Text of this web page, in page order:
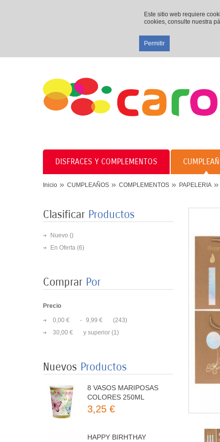
Este sitio web requiere
cookies, consulte nuestra
Permitir
DISFRACES Y COMPLEMENTOS
Inicio CUMPLEAÑOS COMPLEMENTOS PAPELERIA
Clasificar Productos
Nuevo ()
En Oferta (6)
Comprar Por
Precio
0,00 € - 9,99 €
(243)
30,00 €
y superior (1)
Nuevos Productos
8 PLATOS MARIPOSAS
COLORES 250ML
3,25 €
MARIPOSA 3MT